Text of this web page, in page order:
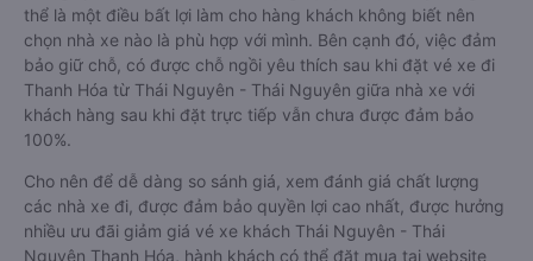
thể là một điều bất lợi làm cho hàng khách không biết nên
chọn nhà xe nào là phù hợp với mình. Bên cạnh đó, việc đảm
bảo giữ chỗ, có được chỗ ngồi yêu thích sau khi đặt vé xe đi
Thanh Hóa từ Thái Nguyên - Thái Nguyên giữa nhà xe với
khách hàng sau khi đặt trực tiếp vẫn chưa được đảm bảo
100%.
Cho nên để dễ dàng so sánh giá, xem đánh giá chất lượng
các nhà xe đi, được đảm bảo quyền lợi cao nhất, được hưởng
nhiều ưu đãi giảm giá vé xe khách Thái Nguyên - Thái
Nguyên Thanh Hóa, hành khách có thể đặt mua tại website